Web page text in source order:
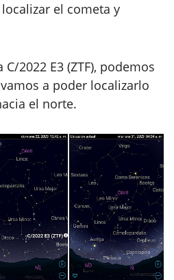
el cometa y
2022 E3 (ZTF), podemos
a poder localizarlo
el norte.